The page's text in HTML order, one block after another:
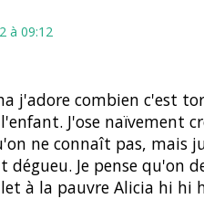
à 09:12
j'adore combien c'est
J'ose naïvement
ne connaît pas, mais
dégueu. Je pense qu'on
à la pauvre Alicia hi hi